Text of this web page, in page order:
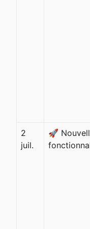
2
juil.
🚀